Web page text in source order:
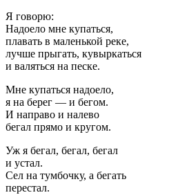
Я говорю:
Надоело мне купаться,
плавать в маленькой реке,
лучше прыгать, кувыркаться
и валяться на песке.
Мне купаться надоело,
я на берег — и бегом.
И направо и налево
бегал прямо и кругом.
Уж я бегал, бегал, бегал
и устал.
Сел на тумбочку, а бегать
перестал.